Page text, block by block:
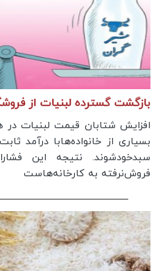
بازگشت گسترده لبنیات از
افزایش شتابان قیمت لبنیات
بسیاری از خانواده‌هابا درآمد
سبدخودشوند. نتیجه این
فروش‌نرفته به کارخانه‌هاست